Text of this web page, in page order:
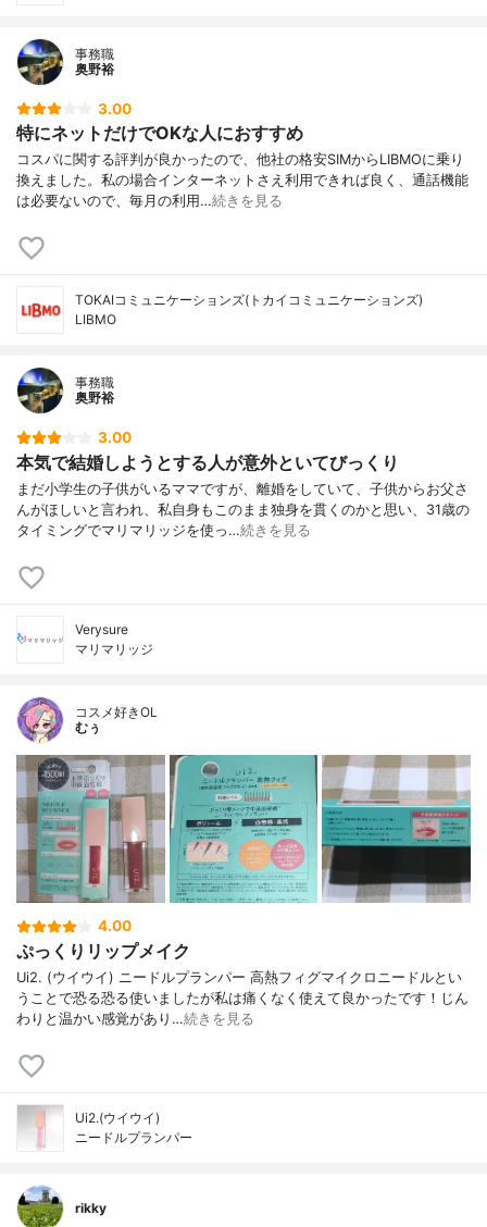
事務職
奥野裕
3.00
特にネットだけでOKな人におすすめ
コスパに関する評判が良かったので、他社の格安SIMからLIBMOに乗り
換えました。私の場合インターネットさえ利用できれば良く、通話機能
は必要ないので、毎月の利用…続きを見る
TOKAIコミュニケーションズ(トカイコミュニケーションズ)
LIBMO
事務職
奥野裕
3.00
本気で結婚しようとする人が意外といてびっくり
まだ小学生の子供がいるママですが、離婚をしていて、子供からお父さ
んがほしいと言われ、私自身もこのまま独身を貫くのかと思い、31歳の
タイミングでマリマリッジを使っ…続きを見る
Verysure
マリマリッジ
コスメ好きOL
むぅ
4.00
ぷっくりリップメイク
Ui2. (ウイウイ) ニードルプランパー 高熱フィグマイクロニードルとい
うことで恐る恐る使いましたが私は痛くなく使えて良かったです！じん
わりと温かい感覚があり…続きを見る
Ui2.(ウイウイ)
ニードルプランパー
rikky